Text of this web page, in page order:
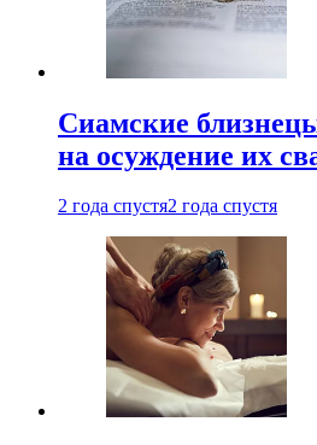
Cиамские
на осуждение их
2 года спустя2 года спустя